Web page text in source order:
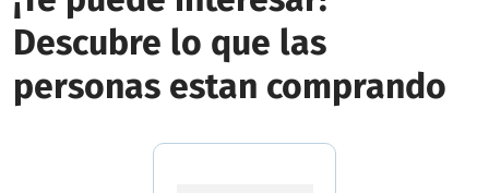
Descubre lo que las
personas estan comprando